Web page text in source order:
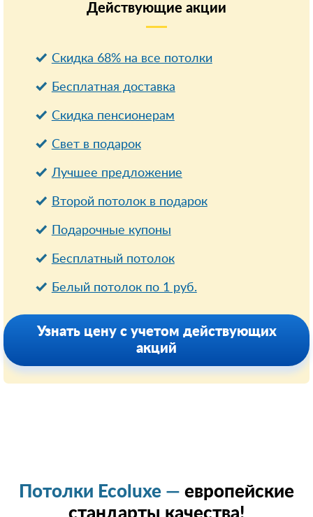
Действующие акции
Скидка 68% на все потолки
Бесплатная доставка
Cкидка пенсионерам
Свет в подарок
Лучшее предложение
Второй потолок в подарок
Подарочные купоны
Бесплатный потолок
Белый потолок по 1 руб.
Узнать цену с учетом действующих
акций
Потолки Ecoluxe — европейские
стандарты качества!